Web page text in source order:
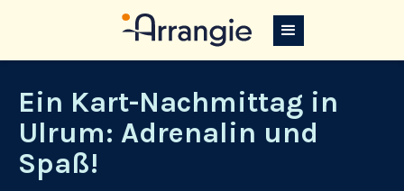
Ein Kart-Nachmittag in
Ulrum: Adrenalin und
Spaß!